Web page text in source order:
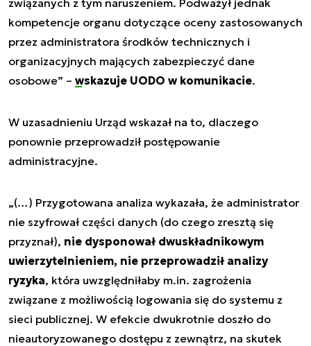
kompetencje organu dotyczące oceny zastosowanych
przez administratora środków technicznych i
organizacyjnych mających zabezpieczyć dane
osobowe” – wskazuje UODO w komunikacie.
W uzasadnieniu Urząd wskazał na to, dlaczego
ponownie przeprowadził postępowanie
administracyjne.
„(…) Przygotowana analiza wykazała, że administrator
nie szyfrował części danych (do czego zresztą się
przyznał), nie dysponował dwuskładnikowym
uwierzytelnieniem, nie przeprowadził analizy
ryzyka, która uwzględniłaby m.in. zagrożenia
związane z możliwością logowania się do systemu z
sieci publicznej. W efekcie dwukrotnie doszło do
nieautoryzowanego dostępu z zewnątrz, na skutek